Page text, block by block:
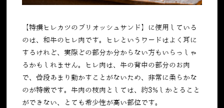
【特撰ヒレカツのブリオッシュサンド】に使用している
のは、和牛のヒレ肉です。ヒレというワードはよく耳に
するけれど、実際どの部分か分からない方もいらっしゃ
るかもしれません。ヒレ肉は、牛の背中の部分のお肉
で、普段あまり動かすことがないため、非常に柔らかな
のが特徴です。牛肉の枝肉としては、約3% しかとること
ができない、とても希少性が高い部位です。